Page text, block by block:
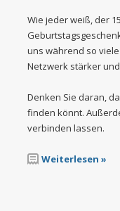
Wie jeder weiß, der
uns während so
Netzwerk stärker
Denken Sie daran,
finden könnt.
verbinden lassen.
Weiterlesen »